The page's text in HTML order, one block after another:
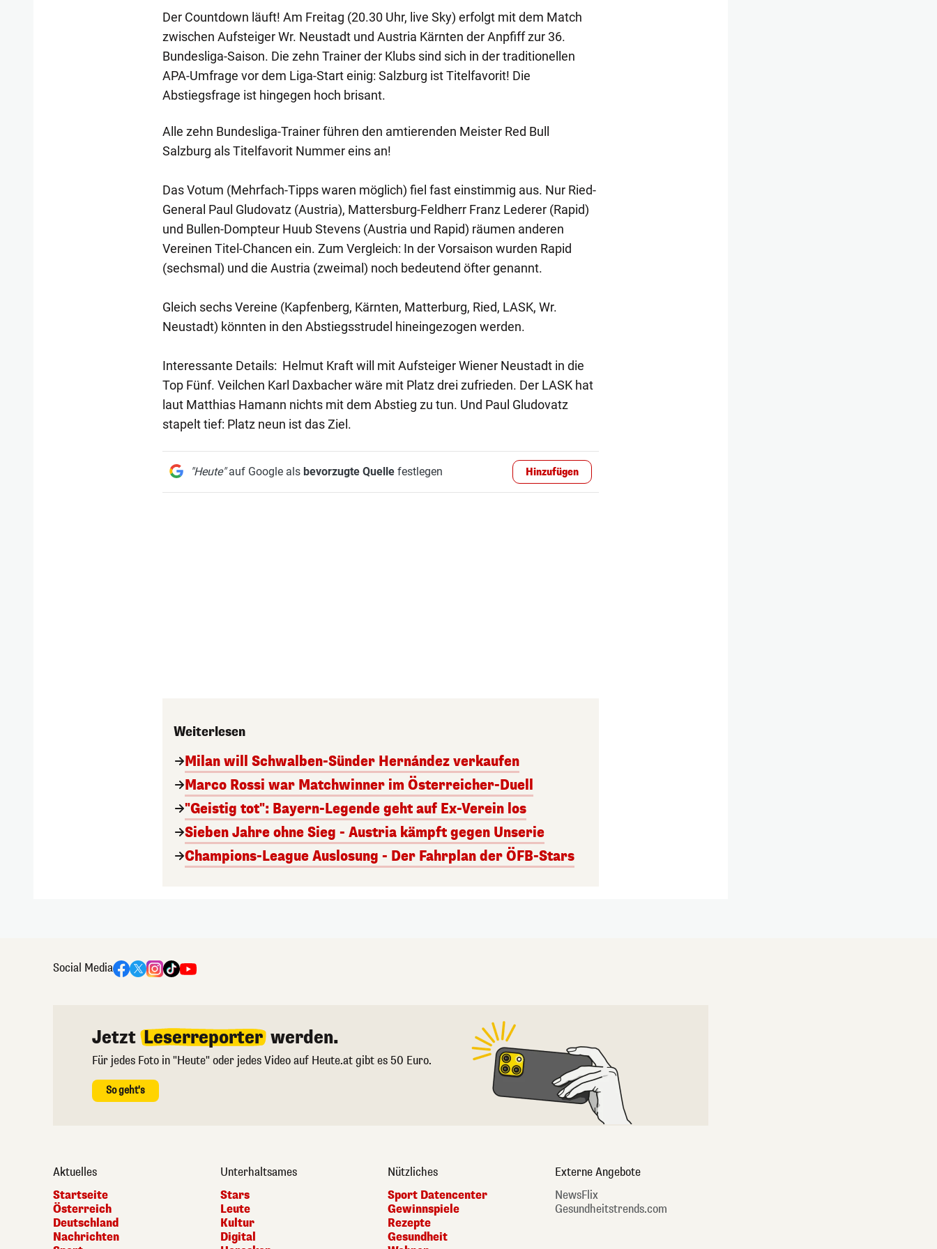
Der Countdown läuft! Am Freitag (20.30 Uhr, live Sky) erfolgt mit dem Match
zwischen Aufsteiger Wr. Neustadt und Austria Kärnten der Anpfiff zur 36.
Bundesliga-Saison. Die zehn Trainer der Klubs sind sich in der traditionellen
APA-Umfrage vor dem Liga-Start einig: Salzburg ist Titelfavorit! Die
Abstiegsfrage ist hingegen hoch brisant.
Alle zehn Bundesliga-Trainer führen den amtierenden Meister Red Bull
Salzburg als Titelfavorit Nummer eins an!
Das Votum (Mehrfach-Tipps waren möglich) fiel fast einstimmig aus. Nur Ried-
General Paul Gludovatz (Austria), Mattersburg-Feldherr Franz Lederer (Rapid)
und Bullen-Dompteur Huub Stevens (Austria und Rapid) räumen anderen
Vereinen Titel-Chancen ein. Zum Vergleich: In der Vorsaison wurden Rapid
(sechsmal) und die Austria (zweimal) noch bedeutend öfter genannt.
Gleich sechs Vereine (Kapfenberg, Kärnten, Matterburg, Ried, LASK, Wr.
Neustadt) könnten in den Abstiegsstrudel hineingezogen werden.
Interessante Details: Helmut Kraft will mit Aufsteiger Wiener Neustadt in die
Top Fünf. Veilchen Karl Daxbacher wäre mit Platz drei zufrieden. Der LASK hat
laut Matthias Hamann nichts mit dem Abstieg zu tun. Und Paul Gludovatz
stapelt tief: Platz neun ist das Ziel.
"Heute"auf Google als bevorzugte Quellefestlegen Hinzufügen
Weiterlesen
Milan will Schwalben-Sünder Hernández verkaufen
Marco Rossi war Matchwinner im Österreicher-Duell
"Geistig tot": Bayern-Legende geht auf Ex-Verein los
Sieben Jahre ohne Sieg - Austria kämpft gegen Unserie
Champions-League Auslosung - Der Fahrplan der ÖFB-Stars
Social Media
Jetzt Leserreporter werden.
Für jedes Foto in "Heute" oder jedes Video auf Heute.at gibt es 50 Euro.
So geht's
Aktuelles
Startseite
Österreich
Deutschland
Nachrichten
Unterhaltsames
Stars
Leute
Kultur
Digital
Nützliches
Sport Datencenter
Gewinnspiele
Rezepte
Gesundheit
Externe Angebote
NewsFlix
Gesundheitstrends.com